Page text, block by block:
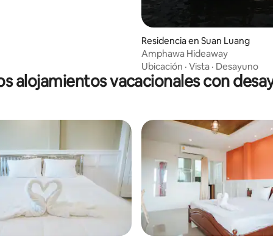
Residencia en Suan Luang
Amphawa Hideaway
Ubicación · Vista · Desayuno
alojamientos vacacionales con